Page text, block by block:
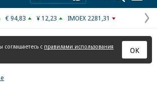
€ 94,83 ¥ 12,23 IMOEX 2281,31
соглашаетесь с правилами использования
ОК